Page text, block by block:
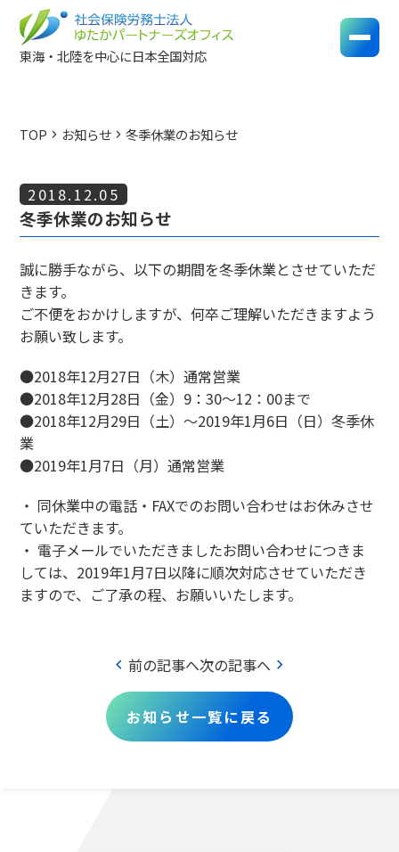
東海・北陸を中心に日本全国対応
TOP chevron_right お知らせ chevron_right冬季休業のお知らせ
2018.12.05
冬季休業のお知らせ
誠に勝手ながら、以下の期間を冬季休業とさせていただ
きます。
ご不便をおかけしますが、何卒ご理解いただきますよう
お願い致します。
●2018年12月27日（木）通常営業
●2018年12月28日（金）9：30～12：00まで
●2018年12月29日（土）～2019年1月6日（日）冬季休
業
●2019年1月7日（月）通常営業
・ 同休業中の電話・FAXでのお問い合わせはお休みさせ
ていただきます。
・ 電子メールでいただきましたお問い合わせにつきま
しては、2019年1月7日以降に順次対応させていただき
ますので、ご了承の程、お願いいたします。
chevron_left 前の記事へ次の記事へ chevron_right
お知らせ一覧に戻る